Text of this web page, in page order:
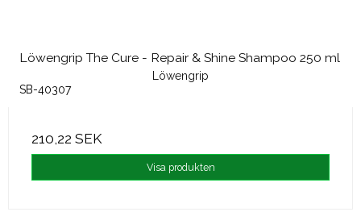
Löwengrip The Cure - Repair & Shine Shampoo 250 ml
Löwengrip
SB-40307
210,22 SEK
Visa produkten